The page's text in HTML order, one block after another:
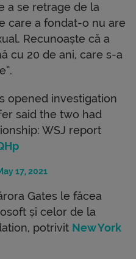
a se retrage de la
care a fondat-o nu are
Recunoaște că a
cu 20 de ani, care s-a
opened investigation
said the two had
WSJ report
17, 2021
Gates le făcea
și celor de la
potrivit New York